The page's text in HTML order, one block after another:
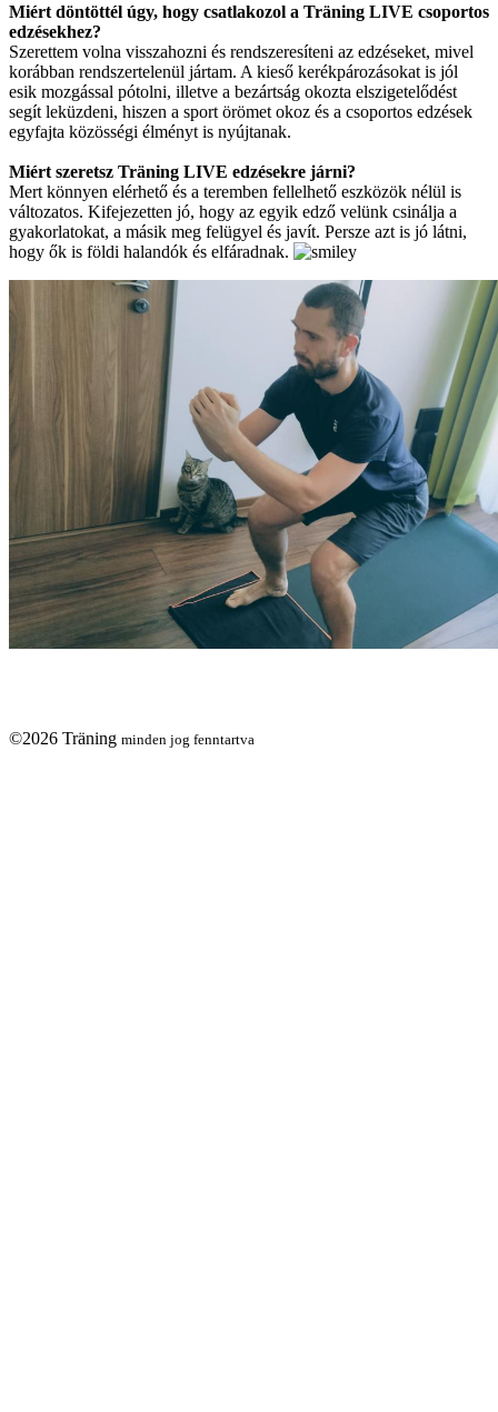
Miért döntöttél úgy, hogy csatlakozol a Träning LIVE csoportos
edzésekhez?
Szerettem volna visszahozni és rendszeresíteni az edzéseket, mivel
korábban rendszertelenül jártam. A kieső kerékpározásokat is jól
esik mozgással pótolni, illetve a bezártság okozta elszigetelődést
segít leküzdeni, hiszen a sport örömet okoz és a csoportos edzések
egyfajta közösségi élményt is nyújtanak.
Miért szeretsz Träning LIVE edzésekre járni?
Mert könnyen elérhető és a teremben fellelhető eszközök nélül is
változatos. Kifejezetten jó, hogy az egyik edző velünk csinálja a
gyakorlatokat, a másik meg felügyel és javít. Persze azt is jó látni,
hogy ők is földi halandók és elfáradnak.
©2026 Träning minden jog fenntartva